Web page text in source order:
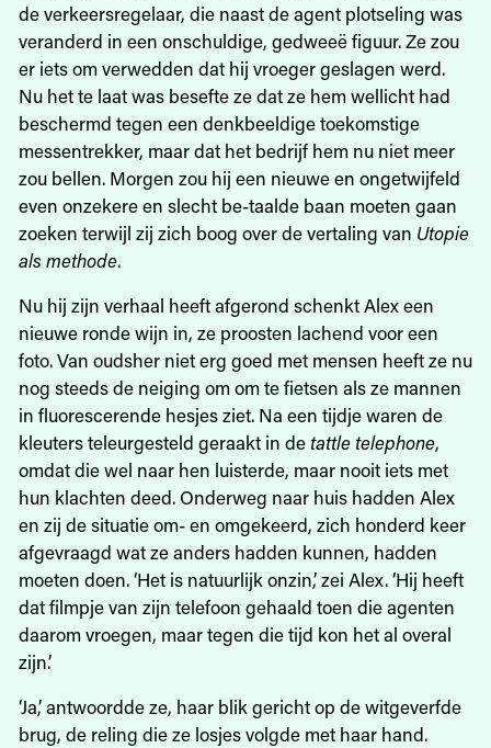
de verkeersregelaar, die naast de agent plotseling was
veranderd in een onschuldige, gedweeë figuur. Ze zou
er iets om verwedden dat hij vroeger geslagen werd.
Nu het te laat was besefte ze dat ze hem wellicht had
beschermd tegen een denkbeeldige toekomstige
messentrekker, maar dat het bedrijf hem nu niet meer
zou bellen. Morgen zou hij een nieuwe en ongetwijfeld
even onzekere en slecht be-taalde baan moeten gaan
zoeken terwijl zij zich boog over de vertaling van Utopie
als methode.
Nu hij zijn verhaal heeft afgerond schenkt Alex een
nieuwe ronde wijn in, ze proosten ­lachend voor een
foto. Van oudsher niet erg goed met mensen heeft ze nu
nog steeds de neiging om om te fietsen als ze mannen
in fluorescerende hesjes ziet. Na een tijdje waren de
kleuters teleurgesteld geraakt in de tattle telephone,
omdat die wel naar hen luisterde, maar nooit iets met
hun klachten deed. Onderweg naar huis hadden Alex
en zij de situatie om- en omgekeerd, zich honderd keer
afgevraagd wat ze anders hadden kunnen, hadden
moeten doen. ‘Het is natuurlijk onzin,’ zei Alex. ‘Hij heeft
dat filmpje van zijn telefoon gehaald toen die agenten
daarom vroegen, maar tegen die tijd kon het al overal
zijn.’
‘Ja,’ antwoordde ze, haar blik gericht op de witgeverfde
brug, de reling die ze losjes volgde met haar hand.